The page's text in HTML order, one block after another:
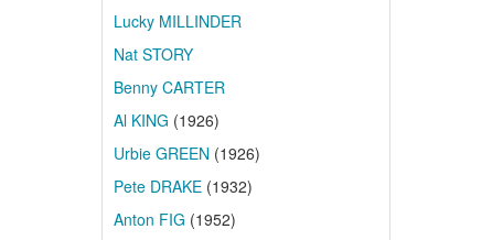
Lucky MILLINDER
Nat STORY
Benny CARTER
Al KING (1926)
Urbie GREEN (1926)
Pete DRAKE(1932)
Anton FIG (1952)